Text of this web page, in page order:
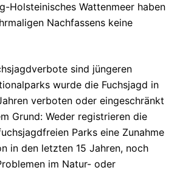
Holsteinisches Wattenmeer haben
Nachfassens keine
sind jüngeren
wurde die Fuchsjagd in
verboten oder eingeschränkt
Grund: Weder registrieren die
Parks eine Zunahme
in den letzten 15 Jahren, noch
im Natur- oder